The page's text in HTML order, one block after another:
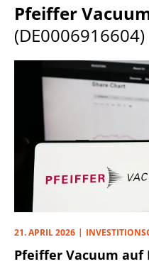
Pfeiffer
(DE0006916604)
21. APRIL 2026
Pfeiffer Vacuum auf